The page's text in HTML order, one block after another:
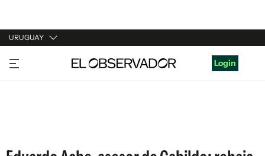
URUGUAY
URUGUAY
ARGENTINA
Login